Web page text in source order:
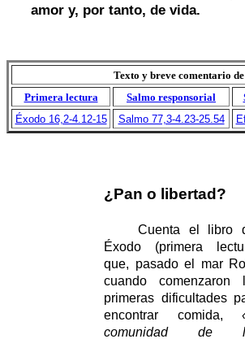
amor y, por tanto, de vida.
Texto y breve comentario
Primera lectura
Salmo responsorial
Éxodo 16,2-4.12-15
Salmo 77,3-4.23-25.54
¿Pan o libertad?
Cuenta el libro
Éxodo (primera
que, pasado el mar
cuando comenzaron
primeras dificultades
encontrar comida,
comunidad de